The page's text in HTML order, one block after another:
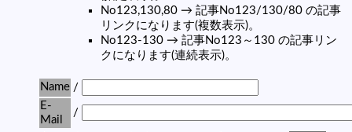
No123,130,80 → 記事No123/130/80 の記事
リンクになります(複数表示)。
No123-130 → 記事No123～130 の記事リン
クになります(連続表示)。
Name /
E-
Mail
/